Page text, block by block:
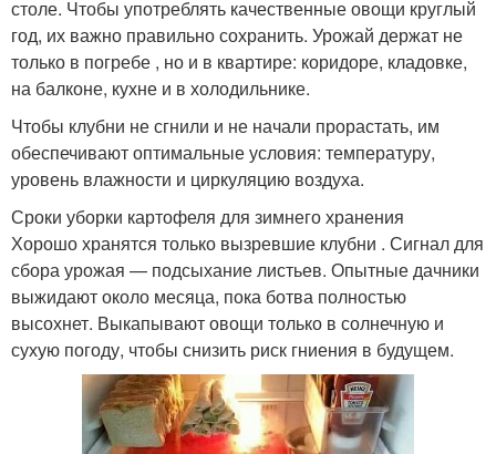
столе. Чтобы употреблять качественные овощи круглый
год, их важно правильно сохранить. Урожай держат не
только в погребе , но и в квартире: коридоре, кладовке,
на балконе, кухне и в холодильнике.
Чтобы клубни не сгнили и не начали прорастать, им
обеспечивают оптимальные условия: температуру,
уровень влажности и циркуляцию воздуха.
Сроки уборки картофеля для зимнего хранения
Хорошо хранятся только вызревшие клубни . Сигнал для
сбора урожая — подсыхание листьев. Опытные дачники
выжидают около месяца, пока ботва полностью
высохнет. Выкапывают овощи только в солнечную и
сухую погоду, чтобы снизить риск гниения в будущем.